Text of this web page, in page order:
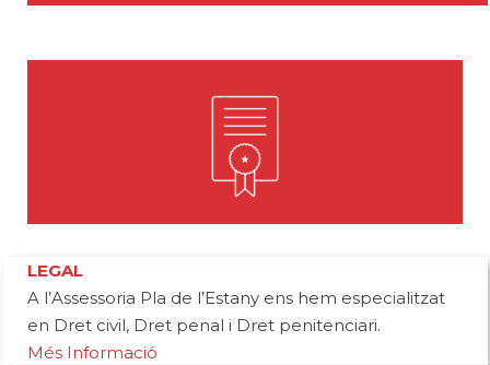
LEGAL
A l’Assessoria Pla de l’Estany ens hem especialitzat
en Dret civil, Dret penal i Dret penitenciari.
Més Informació